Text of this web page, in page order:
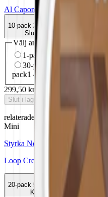
Al CaponeDelisted
10-pack 299,50 kr
Slut i lager
Välj antal dosor
1-pack
37,90 kr37,90 kr/st
30-pack
892,50 kr
pack1 472,50 kr
299,50 kr
Slut i lager
relaterade produkter
Mini
Styrka Normal · Mini
Loop Creamy Cappuccino Mini 2
20-pack 598 kr
Köp